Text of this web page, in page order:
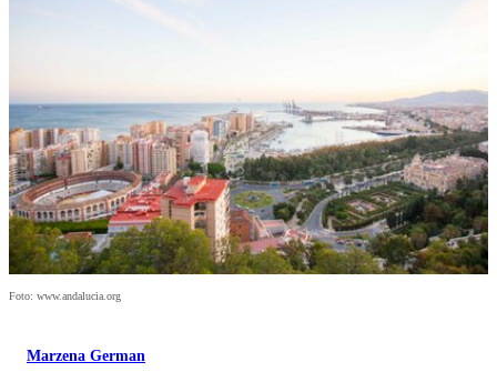
Foto: www.andalucia.org
Marzena German